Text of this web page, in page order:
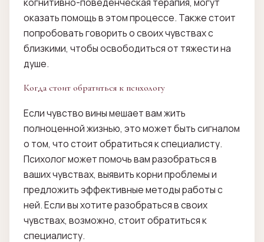
оказать помощь в этом процессе. Также стоит
попробовать говорить о своих чувствах с
близкими, чтобы освободиться от тяжести на
душе.
Когда стоит обратиться к психологу
Если чувство вины мешает вам жить
полноценной жизнью, это может быть сигналом
о том, что стоит обратиться к специалисту.
Психолог может помочь вам разобраться в
ваших чувствах, выявить корни проблемы и
предложить эффективные методы работы с
ней. Если вы хотите разобраться в своих
чувствах, возможно, стоит обратиться к
специалисту.